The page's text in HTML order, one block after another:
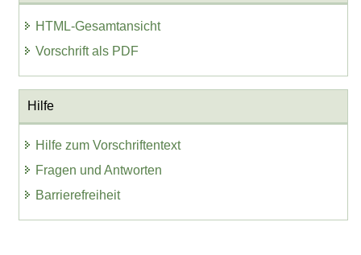
HTML-Gesamtansicht
Vorschrift als PDF
Hilfe
Hilfe zum Vorschriftentext
Fragen und Antworten
Barrierefreiheit